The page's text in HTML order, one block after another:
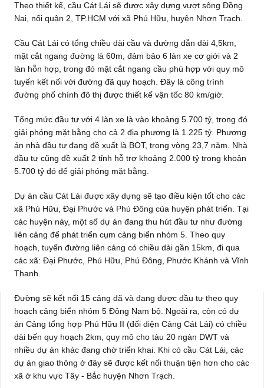
Theo thiết kế, cầu Cát Lái sẽ được xây dựng vượt sông Đồng
Nai, nối quận 2, TP.HCM với xã Phú Hữu, huyện Nhơn Trạch.
Cầu Cát Lái có tổng chiều dài cầu và đường dẫn dài 4,5km,
mặt cắt ngang đường là 60m, đảm bảo 6 làn xe cơ giới và 2
làn hỗn hợp, trong đó mặt cắt ngang cầu phù hợp với quy mô
tuyến kết nối với đường đã quy hoạch. Đây là công trình
đường phố chính đô thị được thiết kế vận tốc 80 km/giờ.
Tổng mức đầu tư với 4 làn xe là vào khoảng 5.700 tỷ, trong đó
giải phóng mặt bằng cho cả 2 địa phương là 1.225 tỷ. Phương
án nhà đầu tư đang đề xuất là BOT, trong vòng 23,7 năm. Nhà
đầu tư cũng đề xuất 2 tỉnh hỗ trợ khoảng 2.000 tỷ trong khoản
5.700 tỷ đó để giải phóng mặt bằng.
Dự án cầu Cát Lái được xây dựng sẽ tạo điều kiện tốt cho các
xã Phú Hữu, Đại Phước và Phú Đông của huyện phát triển. Tại
các huyện này, một số dự án đang thu hút đầu tư như đường
liên cảng để phát triển cụm cảng biển nhóm 5. Theo quy
hoạch, tuyến đường liên cảng có chiều dài gần 15km, đi qua
các xã: Đại Phước, Phú Hữu, Phú Đông, Phước Khánh và Vĩnh
Thanh.
Đường sẽ kết nối 15 cảng đã và đang được đầu tư theo quy
hoạch cảng biển nhóm 5 Đông Nam bộ. Ngoài ra, còn có dự
án Cảng tổng hợp Phú Hữu II (đối diện Cảng Cát Lái) có chiều
dài bến quy hoạch 2km, quy mô cho tàu 20 ngàn DWT và
nhiều dự án khác đang chờ triển khai. Khi có cầu Cát Lái, các
dự án giao thông ở đây sẽ được kết nối thuận tiện hơn cho các
xã ở khu vực Tây - Bắc huyện Nhơn Trạch.